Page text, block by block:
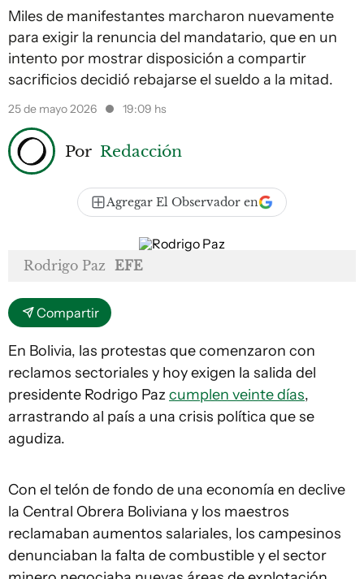
Miles de manifestantes marcharon nuevamente
para exigir la renuncia del mandatario, que en un
intento por mostrar disposición a compartir
sacrificios decidió rebajarse el sueldo a la mitad.
25 de mayo 2026 19:09 hs
Por Redacción
Agregar El Observador en
Rodrigo Paz EFE
Compartir
En Bolivia, las protestas que comenzaron con
reclamos sectoriales y hoy exigen la salida del
presidente Rodrigo Paz cumplen veinte días,
arrastrando al país a una crisis política que se
agudiza.
Con el telón de fondo de una economía en declive
la Central Obrera Boliviana y los maestros
reclamaban aumentos salariales, los campesinos
denunciaban la falta de combustible y el sector